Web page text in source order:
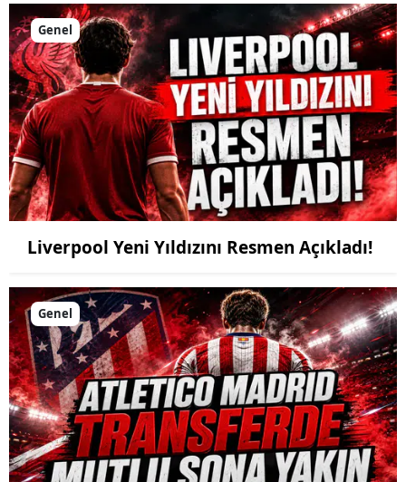
Genel
Liverpool Yeni Yıldızını Resmen Açıkladı!
Genel